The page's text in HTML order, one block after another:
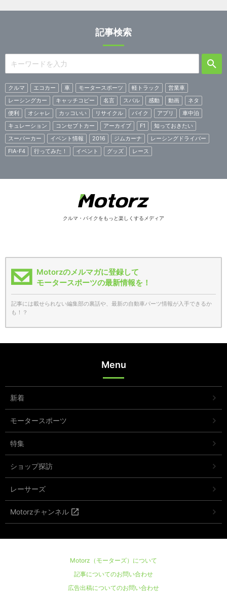
記事検索
クルマ エコカー 車 モータースポーツ 軽トラック
営業車
レーシングカー
キャッチコピー 名言 スバル 感動 動画
ネタ
便利
オシャレ カッコいい リサイクル バイク アプリ
車中泊
キュレーション
コンセプトカー アーカイブ F1
知っておきたい
スーパーカー
イベント情報 2016 ジムカーナ
レーシングドライバー
FIA-F4
行ってみた！ イベント グッズ レース
クルマ・バイクをもっと楽しくするメディア
Motorzのメルマガに登録して
モータースポーツの最新情報を！
記事には載せられない編集部の裏話や、最新の自動車パーツ情報が入手できるか
も！？
Menu
新着
モータースポーツ
特集
ショップ探訪
レーサーズ
Motorzチャンネル
Motorz（モーターズ）について
記事についてのお問い合わせ
広告出稿についてのお問い合わせ